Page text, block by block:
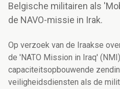
Belgische militairen als
de NAVO-missie in Irak.
Op verzoek van de Iraakse
de 'NATO Mission in Iraq'
capaciteitsopbouwende
veiligheidsdiensten als de